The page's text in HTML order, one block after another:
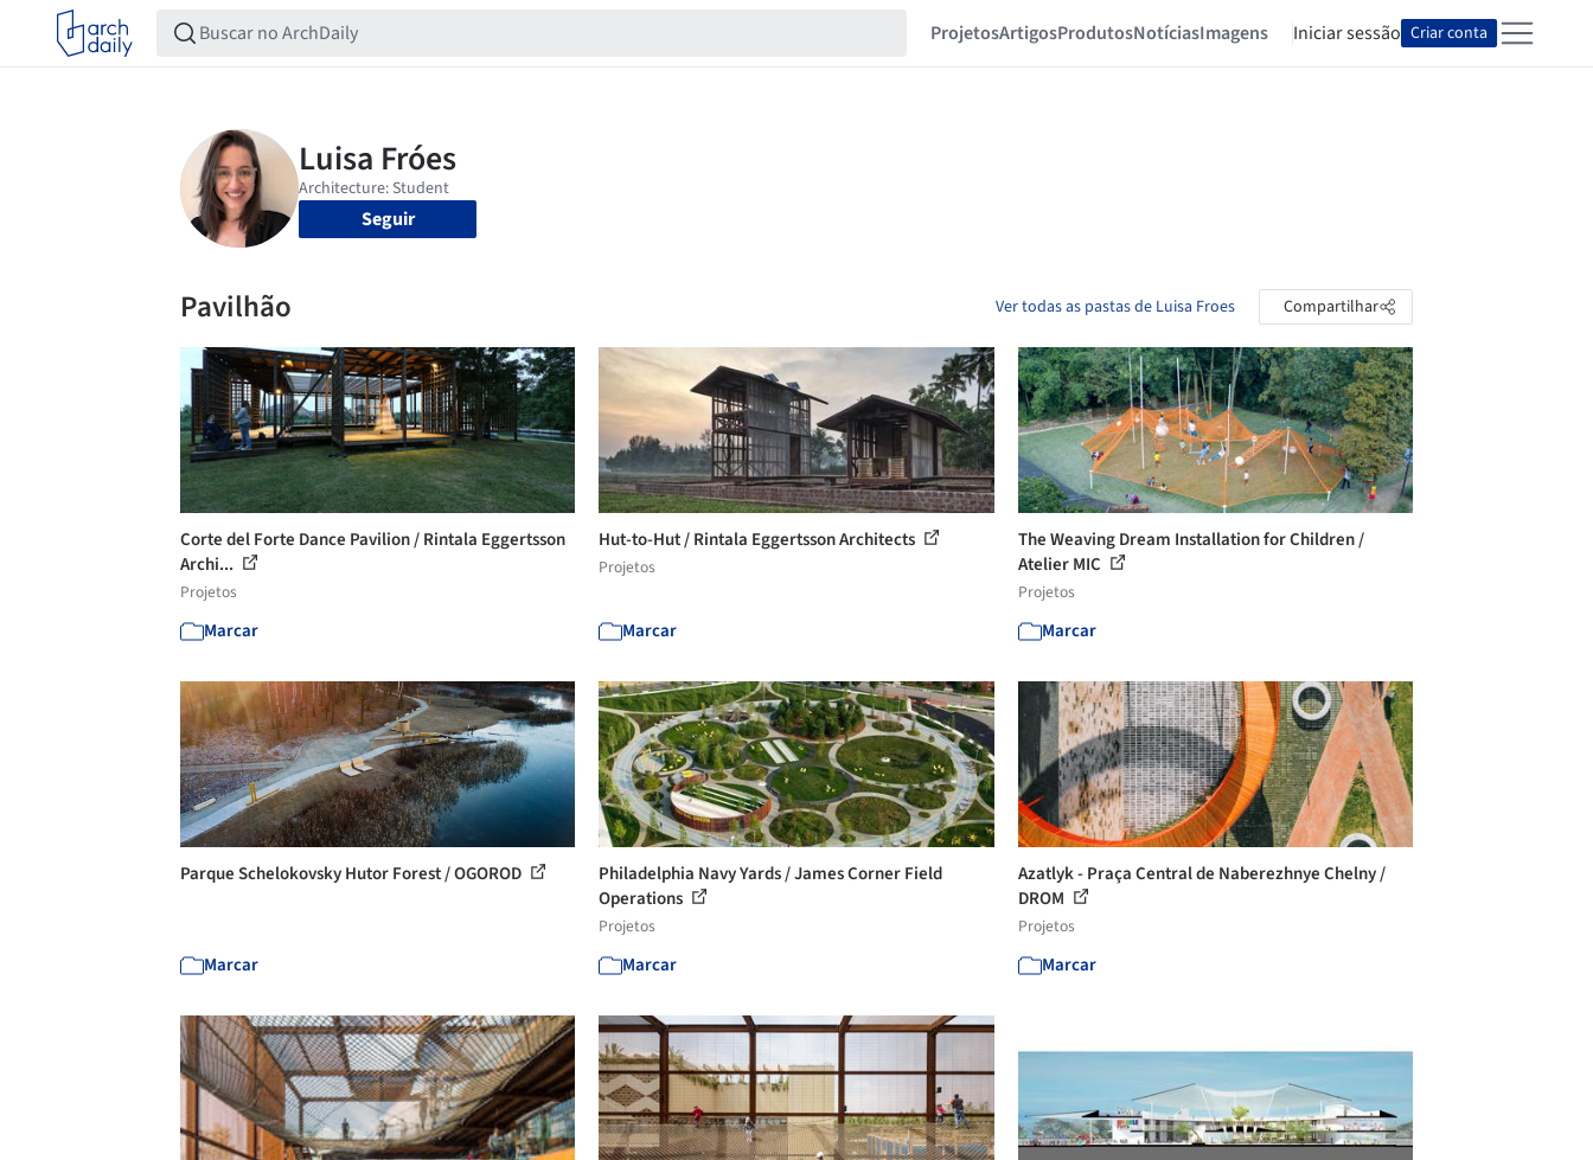
ProjetosArtigosProdutosNotíciasImagens Iniciar sessão Criar conta
Seguir
Pavilhão Ver todas as pastas de Luisa Froes Compartilhar
Corte del Forte Dance Pavilion / Rintala Eggertsson
Archi...
Projetos
Marcar
Hut-to-Hut / Rintala Eggertsson Architects
Projetos
Marcar
The Weaving Dream Installation for Children /
Atelier MIC
Projetos
Marcar
Parque Schelokovsky Hutor Forest / OGOROD
Marcar
Philadelphia Navy Yards / James Corner Field
Operations
Projetos
Marcar
Azatlyk - Praça Central de Naberezhnye Chelny /
DROM
Projetos
Marcar